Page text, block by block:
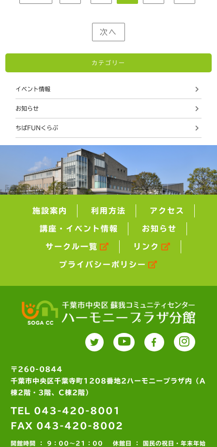
次へ
カテゴリー
イベント情報
お知らせ
ちばFUNくらぶ
施設案内 利用方法 アクセス
講座・イベント情報 お知らせ
サークル一覧 リンク
プライバシーポリシー
〒260-0844
千葉市中央区千葉寺町1208番地2ハーモニープラザ内（A
棟2階・3階、C棟2階）
TEL 043-420-8001
FAX 043-420-8002
開館時間 ： 9：00～21：00 休館日 ： 国民の祝日・年末年始